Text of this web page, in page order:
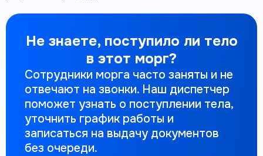
Не знаете, поступило ли тело
в этот морг?
Сотрудники морга часто заняты и не
отвечают на звонки. Наш диспетчер
поможет узнать о поступлении тела,
уточнить график работы и
записаться на выдачу документов
без очереди.